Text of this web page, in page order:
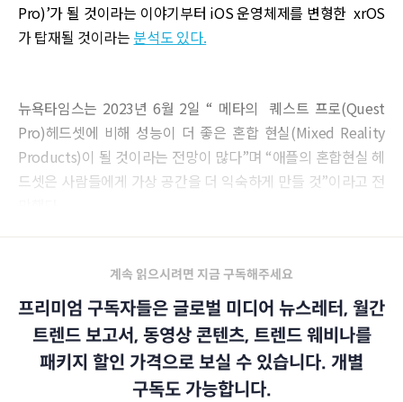
Pro)’가 될 것이라는 이야기부터 iOS 운영체제를 변형한 xrOS
가 탑재될 것이라는 분석도 있다.
뉴욕타임스는 2023년 6월 2일 “ 메타의 퀘스트 프로(Quest
Pro)헤드셋에 비해 성능이 더 좋은 혼합 현실(Mixed Reality
Products)이 될 것이라는 전망이 많다”며 “애플의 혼합현실 헤
드셋은 사람들에게 가상 공간을 더 익숙하게 만들 것”이라고 전
계속 읽으시려면 지금 구독해주세요
프리미엄 구독자들은 글로벌 미디어 뉴스레터, 월간
트렌드 보고서, 동영상 콘텐츠, 트렌드 웨비나를
패키지 할인 가격으로 보실 수 있습니다. 개별
구독도 가능합니다.